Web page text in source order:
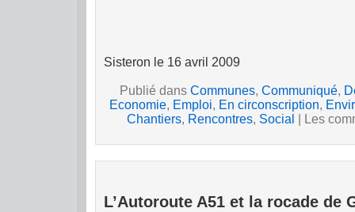
Sisteron le 16 avril 2009
Publié dans Communes, Communiqué,
Economie, Emploi, En circonscription,
Chantiers, Rencontres, Social Les
L’Autoroute A51 et la rocade de